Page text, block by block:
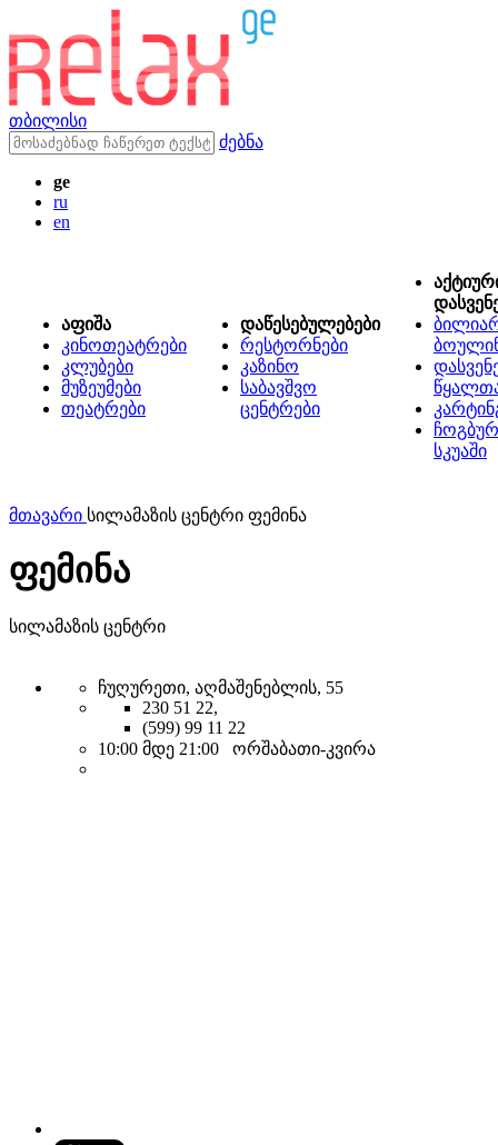
თბილისი
ძებნა
ge
ru
en
აფიშა
კინოთეატრები
კლუბები
მუზეუმები
თეატრები
დაწესებულებები
რესტორნები
კაზინო
საბავშვო
ცენტრები
სკუაში
მთავარი სილამაზის ცენტრი ფემინა
ფემინა
სილამაზის ცენტრი
ჩუღურეთი, აღმაშენებლის, 55
230 51 22,
(599) 99 11 22
10:00 მდე 21:00 ორშაბათი-კვირა